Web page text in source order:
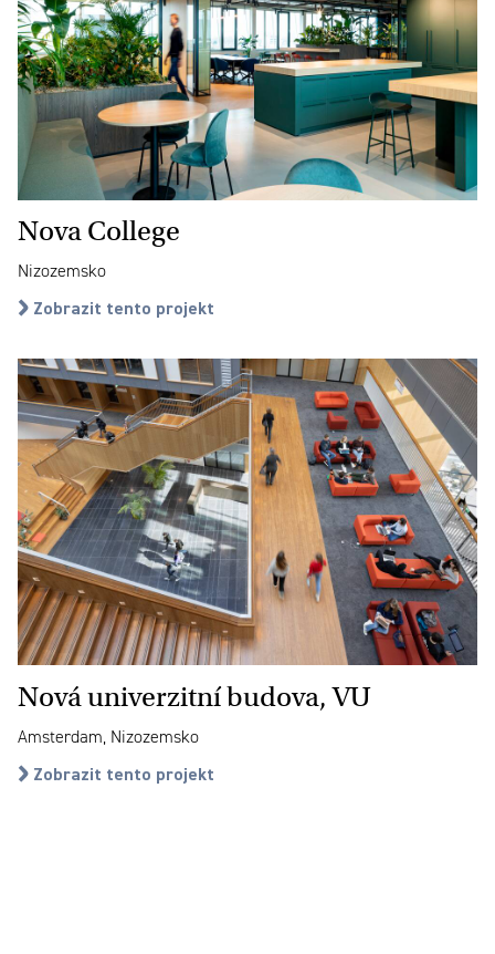
Nova College
Nizozemsko
Zobrazit tento projekt
Nová univerzitní budova, VU
Amsterdam, Nizozemsko
Zobrazit tento projekt